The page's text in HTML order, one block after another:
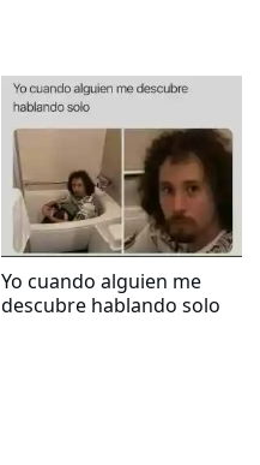
Yo cuando alguien me
descubre hablando solo